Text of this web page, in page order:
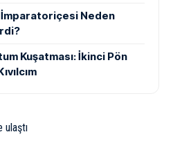
İmparatoriçesi Neden
Kuşatması: İkinci Pön
ulaştı